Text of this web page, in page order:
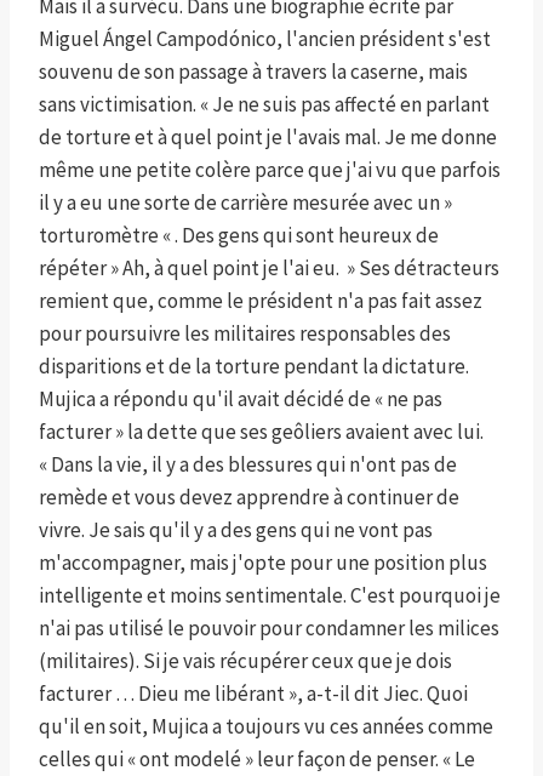
Mais il a survécu. Dans une biographie écrite par
Miguel Ángel Campodónico, l'ancien président s'est
souvenu de son passage à travers la caserne, mais
sans victimisation. « Je ne suis pas affecté en parlant
de torture et à quel point je l'avais mal. Je me donne
même une petite colère parce que j'ai vu que parfois
il y a eu une sorte de carrière mesurée avec un »
torturomètre « . Des gens qui sont heureux de
répéter » Ah, à quel point je l'ai eu. » Ses détracteurs
remient que, comme le président n'a pas fait assez
pour poursuivre les militaires responsables des
disparitions et de la torture pendant la dictature.
Mujica a répondu qu'il avait décidé de « ne pas
facturer » la dette que ses geôliers avaient avec lui.
« Dans la vie, il y a des blessures qui n'ont pas de
remède et vous devez apprendre à continuer de
vivre. Je sais qu'il y a des gens qui ne vont pas
m'accompagner, mais j'opte pour une position plus
intelligente et moins sentimentale. C'est pourquoi je
n'ai pas utilisé le pouvoir pour condamner les milices
(militaires). Si je vais récupérer ceux que je dois
facturer … Dieu me libérant », a-t-il dit Jiec. Quoi
qu'il en soit, Mujica a toujours vu ces années comme
celles qui « ont modelé » leur façon de penser. « Le